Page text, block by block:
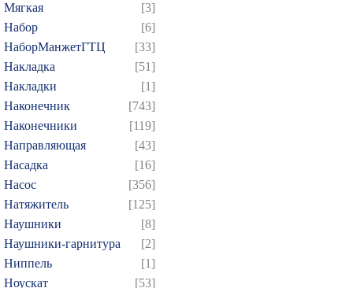
Мягкая
[3]
Набор
[6]
НаборМанжетГТЦ
[33]
Накладка
[51]
Накладки
[1]
Наконечник
[743]
Наконечники
[119]
Направляющая
[43]
Насадка
[16]
Насос
[356]
Натяжитель
[125]
Наушники
[8]
Наушники-гарнитура
[2]
Ниппель
[1]
Ноускат
[53]